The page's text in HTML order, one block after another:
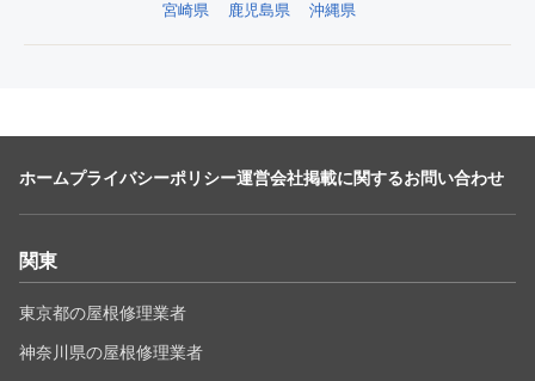
宮崎県 鹿児島県 沖縄県
ホームプライバシーポリシー運営会社掲載に関するお問い合わせ
関東
東京都の屋根修理業者
神奈川県の屋根修理業者